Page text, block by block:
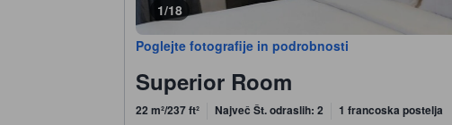
1/18
Poglejte fotografije in podrobnosti
Superior Room
22 m²/237 ft² Največ Št. odraslih: 2 1 francoska postelja